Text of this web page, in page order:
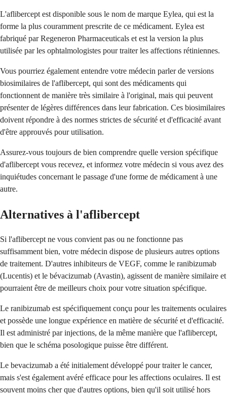
L'aflibercept est disponible sous le nom de marque Eylea, qui est la
forme la plus couramment prescrite de ce médicament. Eylea est
fabriqué par Regeneron Pharmaceuticals et est la version la plus
utilisée par les ophtalmologistes pour traiter les affections rétiniennes.
Vous pourriez également entendre votre médecin parler de versions
biosimilaires de l'aflibercept, qui sont des médicaments qui
fonctionnent de manière très similaire à l'original, mais qui peuvent
présenter de légères différences dans leur fabrication. Ces biosimilaires
doivent répondre à des normes strictes de sécurité et d'efficacité avant
d'être approuvés pour utilisation.
Assurez-vous toujours de bien comprendre quelle version spécifique
d'aflibercept vous recevez, et informez votre médecin si vous avez des
inquiétudes concernant le passage d'une forme de médicament à une
autre.
Alternatives à l'aflibercept
Si l'aflibercept ne vous convient pas ou ne fonctionne pas
suffisamment bien, votre médecin dispose de plusieurs autres options
de traitement. D'autres inhibiteurs de VEGF, comme le ranibizumab
(Lucentis) et le bévacizumab (Avastin), agissent de manière similaire et
pourraient être de meilleurs choix pour votre situation spécifique.
Le ranibizumab est spécifiquement conçu pour les traitements oculaires
et possède une longue expérience en matière de sécurité et d'efficacité.
Il est administré par injections, de la même manière que l'aflibercept,
bien que le schéma posologique puisse être différent.
Le bevacizumab a été initialement développé pour traiter le cancer,
mais s'est également avéré efficace pour les affections oculaires. Il est
souvent moins cher que d'autres options, bien qu'il soit utilisé hors